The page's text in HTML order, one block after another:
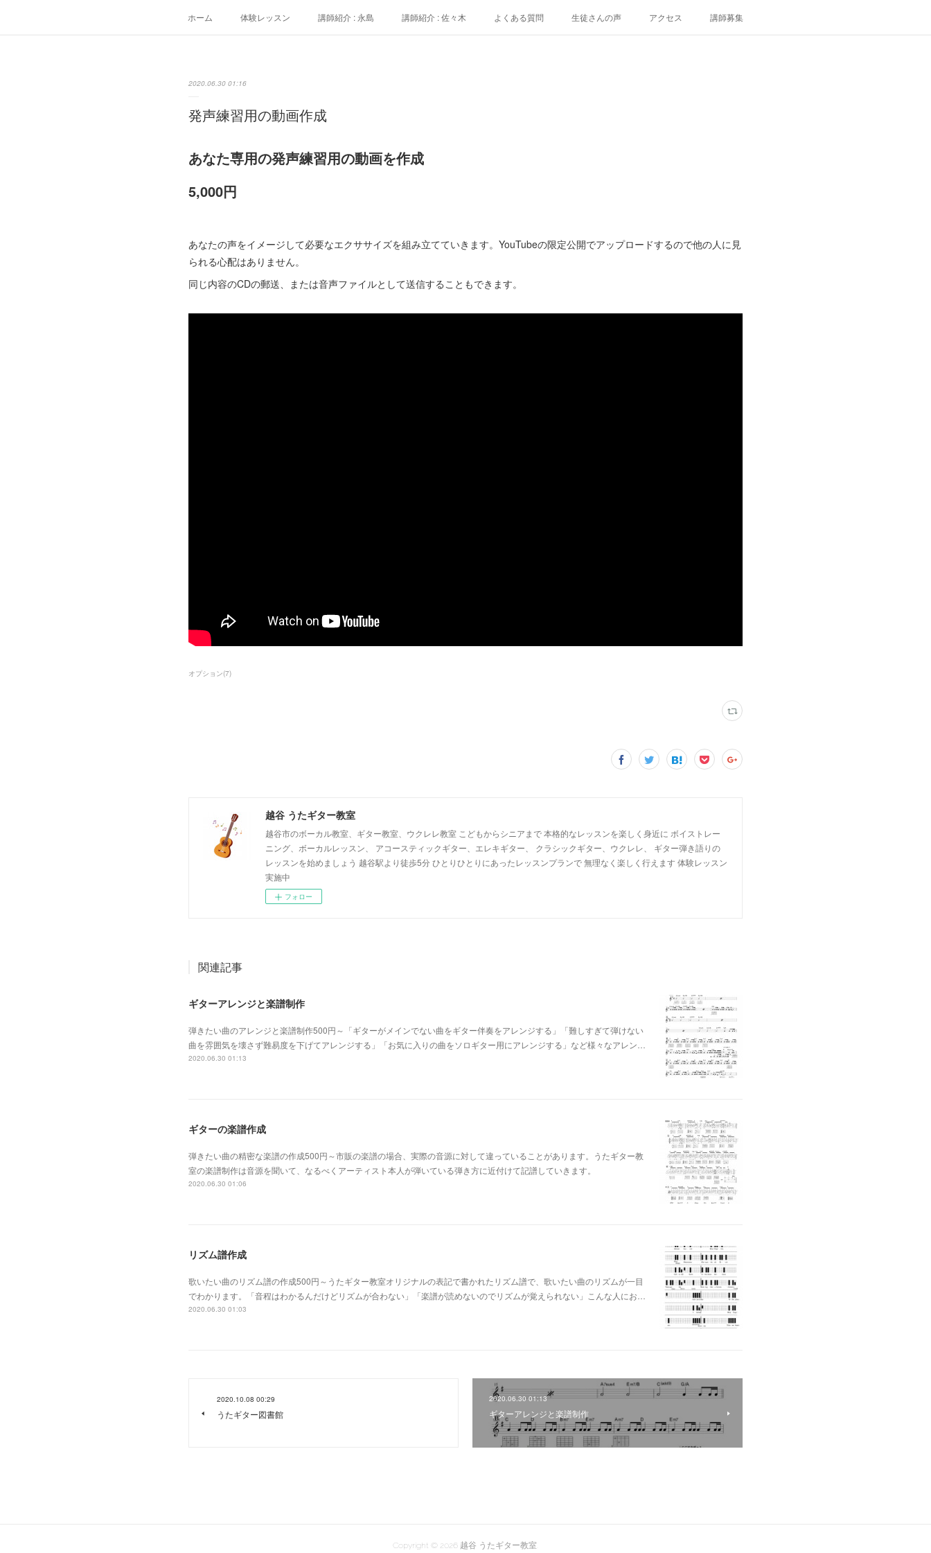
ホーム 体験レッスン 講師紹介 : 永島 講師紹介 : 佐々木 よくある質問 生徒さんの声 アクセス 講師募集
2020.06.30 01:16
発声練習用の動画作成
あなた専用の発声練習用の動画を作成
5,000円
あなたの声をイメージして必要なエクササイズを組み立てていきます。YouTubeの限定公開でアップロードするので他の人に見
られる心配はありません。
同じ内容のCDの郵送、または音声ファイルとして送信することもできます。
オプション(7)
越谷 うたギター教室
越谷市のボーカル教室、ギター教室、ウクレレ教室 こどもからシニアまで 本格的なレッスンを楽しく身近に ボイストレー
ニング、ボーカルレッスン、 アコースティックギター、エレキギター、 クラシックギター、ウクレレ、 ギター弾き語りの
レッスンを始めましょう 越谷駅より徒歩5分 ひとりひとりにあったレッスンプランで 無理なく楽しく行えます 体験レッスン
実施中
フォロー
関連記事
ギターアレンジと楽譜制作
弾きたい曲のアレンジと楽譜制作500円～「ギターがメインでない曲をギター伴奏をアレンジする」「難しすぎて弾けない
曲を雰囲気を壊さず難易度を下げてアレンジする」「お気に入りの曲をソロギター用にアレンジする」など様々なアレン…
2020.06.30 01:13
ギターの楽譜作成
弾きたい曲の精密な楽譜の作成500円～市販の楽譜の場合、実際の音源に対して違っていることがあります。うたギター教
室の楽譜制作は音源を聞いて、なるべくアーティスト本人が弾いている弾き方に近付けて記譜していきます。
2020.06.30 01:06
リズム譜作成
歌いたい曲のリズム譜の作成500円～うたギター教室オリジナルの表記で書かれたリズム譜で、歌いたい曲のリズムが一目
でわかります。「音程はわかるんだけどリズムが合わない」「楽譜が読めないのでリズムが覚えられない」こんな人にお…
2020.06.30 01:03
2020.10.08 00:29
うたギター図書館
2020.06.30 01:13
ギターアレンジと楽譜制作
Copyright © 2026 越谷 うたギター教室